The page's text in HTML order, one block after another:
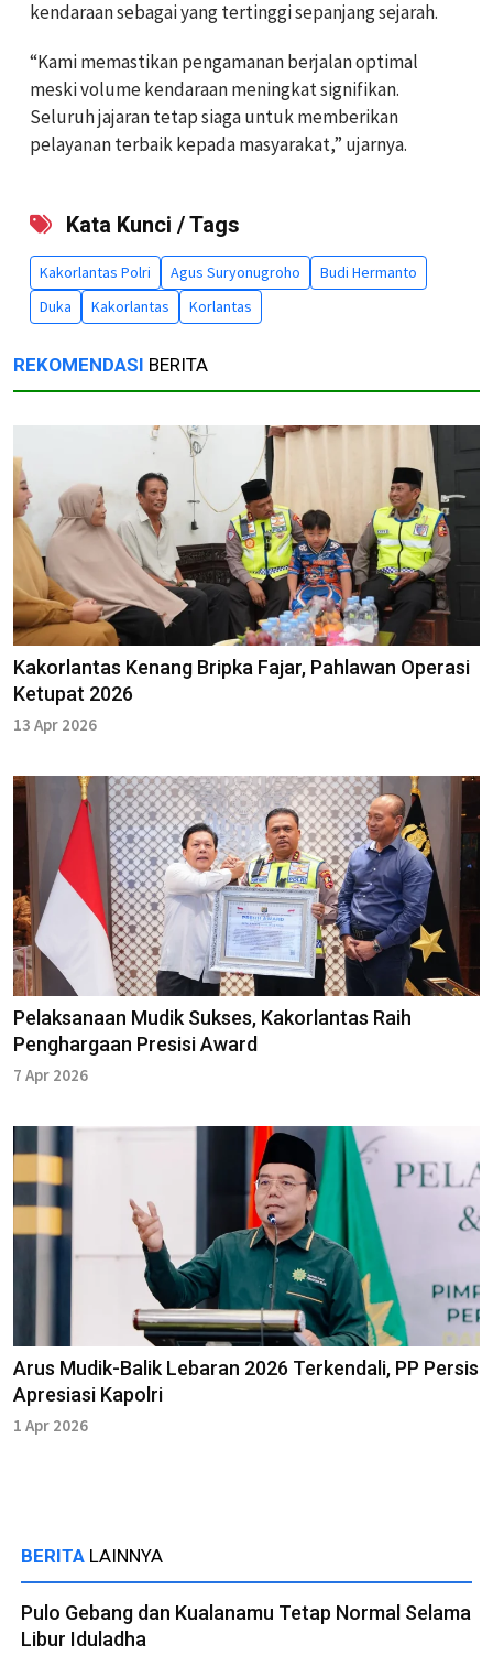
kendaraan sebagai yang tertinggi sepanjang sejarah.
“Kami memastikan pengamanan berjalan optimal
meski volume kendaraan meningkat signifikan.
Seluruh jajaran tetap siaga untuk memberikan
pelayanan terbaik kepada masyarakat,” ujarnya.
Kata Kunci / Tags
Kakorlantas Polri Agus Suryonugroho
Budi Hermanto
Duka
Kakorlantas Korlantas
REKOMENDASI BERITA
Kakorlantas Kenang Bripka Fajar, Pahlawan Operasi
Ketupat 2026
13 Apr 2026
Pelaksanaan Mudik Sukses, Kakorlantas Raih
Penghargaan Presisi Award
7 Apr 2026
Arus Mudik-Balik Lebaran 2026 Terkendali, PP Persis
Apresiasi Kapolri
1 Apr 2026
BERITA LAINNYA
Pulo Gebang dan Kualanamu Tetap Normal Selama
Libur Iduladha